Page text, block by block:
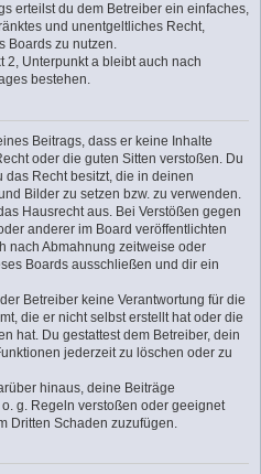
erteilst du dem Betreiber ein einfaches,
und unentgeltliches Recht,
Boards zu nutzen.
2, Unterpunkt a bleibt auch nach
bestehen.
Beitrags, dass er keine Inhalte
oder die guten Sitten verstoßen. Du
Recht besitzt, die in deinen
Bilder zu setzen bzw. zu verwenden.
Hausrecht aus. Bei Verstößen gegen
anderer im Board veröffentlichten
nach Abmahnung zeitweise oder
Boards ausschließen und dir ein
Betreiber keine Verantwortung für die
die er nicht selbst erstellt hat oder die
hat. Du gestattest dem Betreiber, dein
jederzeit zu löschen oder zu
hinaus, deine Beiträge
g. Regeln verstoßen oder geeignet
Dritten Schaden zuzufügen.